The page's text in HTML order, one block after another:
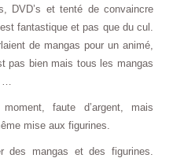
DVD’s et tenté de convaincre
fantastique et pas que du cul.
de mangas pour un animé,
pas bien mais tous les mangas
faute d’argent, mais
mise aux figurines.
des mangas et des figurines.